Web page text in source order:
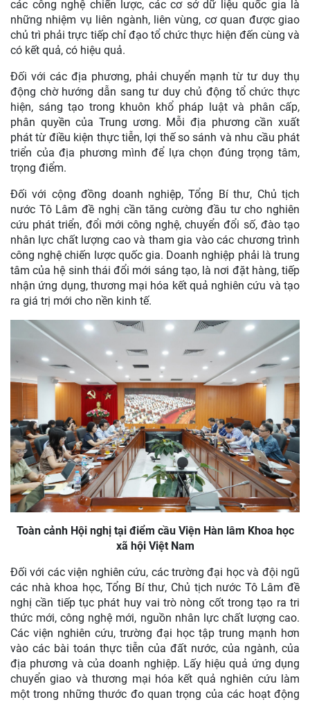
các công nghệ chiến lược, các cơ sở dữ liệu quốc gia là
những nhiệm vụ liên ngành, liên vùng, cơ quan được giao
chủ trì phải trực tiếp chỉ đạo tổ chức thực hiện đến cùng và
có kết quả, có hiệu quả.
Đối với các địa phương, phải chuyển mạnh từ tư duy thụ
động chờ hướng dẫn sang tư duy chủ động tổ chức thực
hiện, sáng tạo trong khuôn khổ pháp luật và phân cấp,
phân quyền của Trung ương. Mỗi địa phương cần xuất
phát từ điều kiện thực tiễn, lợi thế so sánh và nhu cầu phát
triển của địa phương mình để lựa chọn đúng trọng tâm,
trọng điểm.
Đối với cộng đồng doanh nghiệp, Tổng Bí thư, Chủ tịch
nước Tô Lâm đề nghị cần tăng cường đầu tư cho nghiên
cứu phát triển, đổi mới công nghệ, chuyển đổi số, đào tạo
nhân lực chất lượng cao và tham gia vào các chương trình
công nghệ chiến lược quốc gia. Doanh nghiệp phải là trung
tâm của hệ sinh thái đổi mới sáng tạo, là nơi đặt hàng, tiếp
nhận ứng dụng, thương mại hóa kết quả nghiên cứu và tạo
ra giá trị mới cho nền kinh tế.
Toàn cảnh Hội nghị tại điểm cầu Viện Hàn lâm Khoa học
xã hội Việt Nam
Đối với các viện nghiên cứu, các trường đại học và đội ngũ
các nhà khoa học, Tổng Bí thư, Chủ tịch nước Tô Lâm đề
nghị cần tiếp tục phát huy vai trò nòng cốt trong tạo ra tri
thức mới, công nghệ mới, nguồn nhân lực chất lượng cao.
Các viện nghiên cứu, trường đại học tập trung mạnh hơn
vào các bài toán thực tiễn của đất nước, của ngành, của
địa phương và của doanh nghiệp. Lấy hiệu quả ứng dụng
chuyển giao và thương mại hóa kết quả nghiên cứu làm
một trong những thước đo quan trọng của các hoạt động